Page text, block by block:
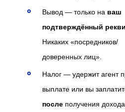
Вывод — только на ваш
подтверждённый
Никаких «посредников/
доверенных лиц».
Налог — удержит агент
выплате или вы
после получения дохода.